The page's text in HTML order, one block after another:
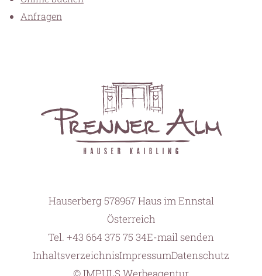
Anfragen
Hauserberg 578967 Haus im Ennstal
Österreich
Tel. +43 664 375 75 34E-mail senden
InhaltsverzeichnisImpressumDatenschutz